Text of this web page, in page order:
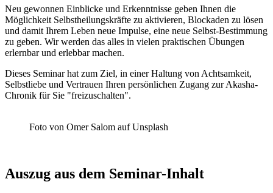
Neu gewonnen Einblicke und Erkenntnisse geben Ihnen die
Möglichkeit Selbstheilungskräfte zu aktivieren, Blockaden zu lösen
und damit Ihrem Leben neue Impulse, eine neue Selbst-Bestimmung
zu geben. Wir werden das alles in vielen praktischen Übungen
erlernbar und erlebbar machen.
Dieses Seminar hat zum Ziel, in einer Haltung von Achtsamkeit,
Selbstliebe und Vertrauen Ihren persönlichen Zugang zur Akasha-
Chronik für Sie "freizuschalten".
Foto von Omer Salom auf Unsplash
Auszug aus dem Seminar-Inhalt